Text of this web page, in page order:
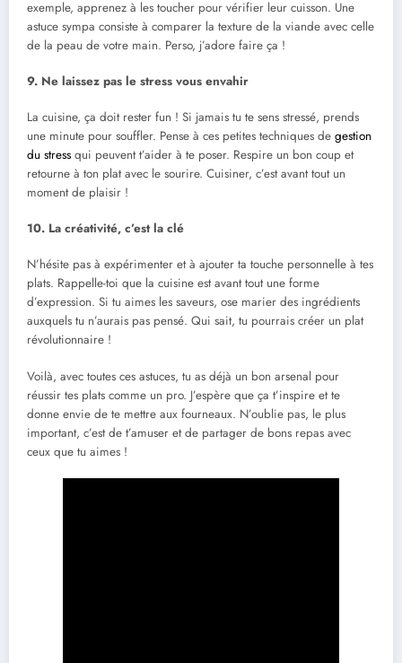
exemple, apprenez à les toucher pour vérifier leur cuisson. Une
astuce sympa consiste à comparer la texture de la viande avec celle
de la peau de votre main. Perso, j’adore faire ça !
9. Ne laissez pas le stress vous envahir
La cuisine, ça doit rester fun ! Si jamais tu te sens stressé, prends
une minute pour souffler. Pense à ces petites techniques de gestion
du stress qui peuvent t’aider à te poser. Respire un bon coup et
retourne à ton plat avec le sourire. Cuisiner, c’est avant tout un
moment de plaisir !
10. La créativité, c’est la clé
N’hésite pas à expérimenter et à ajouter ta touche personnelle à tes
plats. Rappelle-toi que la cuisine est avant tout une forme
d’expression. Si tu aimes les saveurs, ose marier des ingrédients
auxquels tu n’aurais pas pensé. Qui sait, tu pourrais créer un plat
révolutionnaire !
Voilà, avec toutes ces astuces, tu as déjà un bon arsenal pour
réussir tes plats comme un pro. J’espère que ça t’inspire et te
donne envie de te mettre aux fourneaux. N’oublie pas, le plus
important, c’est de t’amuser et de partager de bons repas avec
ceux que tu aimes !